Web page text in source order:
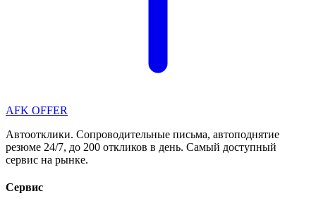
AFK OFFER
Автоотклики. Сопроводительные письма, автоподнятие
резюме 24/7, до 200 откликов в день. Самый доступный
сервис на рынке.
Сервис